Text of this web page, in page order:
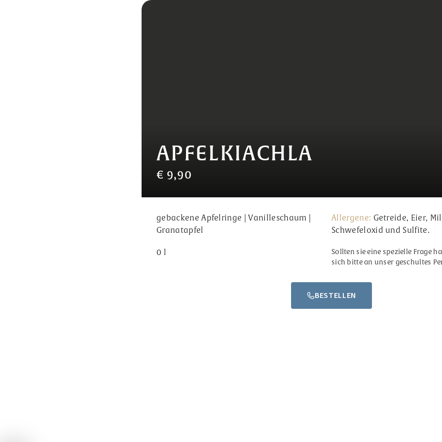
APFELKIACHLA
€ 9,90
gebackene Apfelringe | Vanilleschaum |
Granatapfel
0 l
Allergene: Getreide, Eier,
Schwefeloxid und Sulfite.
Sollten sie eine spezielle Frage
sich bitte an unser geschultes
BESTELLEN